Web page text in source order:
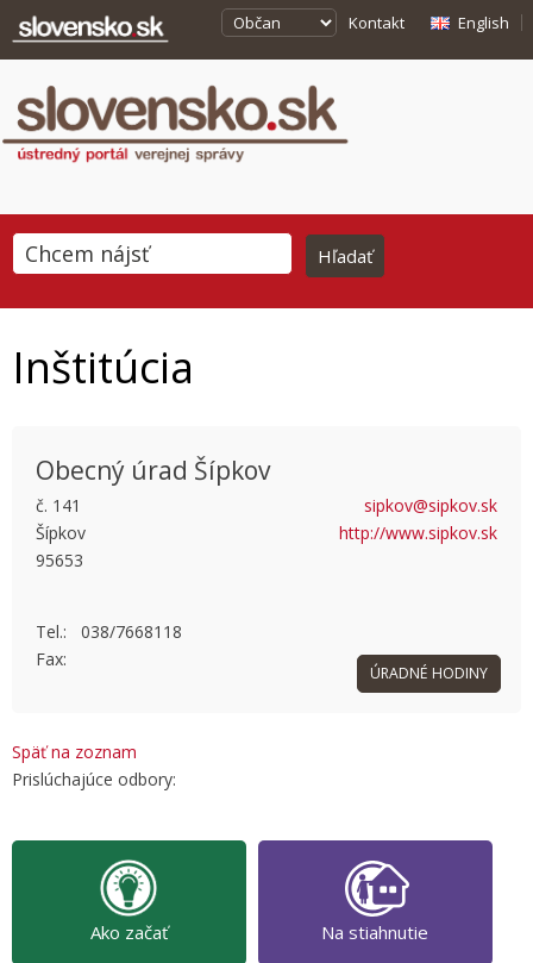
Kontakt English
Inštitúcia
This page can't load Google Maps correctly.
Obecný úrad Šípkov
č. 141
Šípkov
95653
sipkov@sipkov.sk
http://www.sipkov.sk
Tel.: 038/7668118
Fax:
ÚRADNÉ HODINY
Späť na zoznam
Prislúchajúce odbory:
Ako začať Na stiahnutie